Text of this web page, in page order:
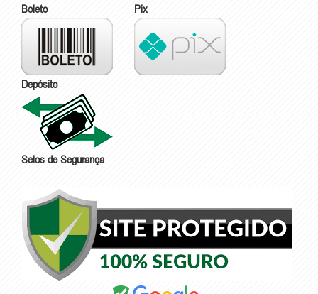
Boleto Pix
Depósito
Selos de Segurança